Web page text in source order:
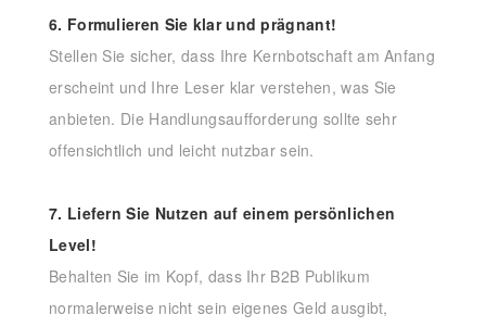
6. Formulieren Sie klar und prägnant!
Stellen Sie sicher, dass Ihre Kernbotschaft am Anfang
erscheint und Ihre Leser klar verstehen, was Sie
anbieten. Die Handlungsaufforderung sollte sehr
offensichtlich und leicht nutzbar sein.
7. Liefern Sie Nutzen auf einem persönlichen
Level!
Behalten Sie im Kopf, dass Ihr B2B Publikum
normalerweise nicht sein eigenes Geld ausgibt,